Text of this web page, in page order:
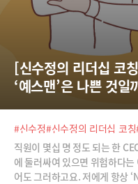
[신수정의 리더십 코
‘예스맨’은 나쁜 것일
#신수정#신수정의 리더십 코칭
직원이 몇십 명 정도 되는 한
에 둘러싸여 있으면 위험하다
어도 그러하고요. 저에게 항상